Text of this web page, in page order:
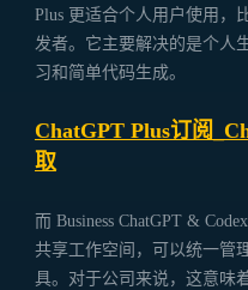
Plus 更适合个人用户使用，
发者。它主要解决的是个人
习和简单代码生成。
ChatGPT Plus订阅
取
而 Business ChatGPT &
共享工作空间，可以统一管
具。对于公司来说，这意味